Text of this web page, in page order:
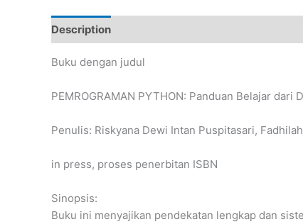
Description
Buku dengan judul
PEMROGRAMAN PYTHON: Panduan Belajar dari
Penulis: Riskyana Dewi Intan Puspitasari,
in press, proses penerbitan ISBN
Sinopsis:
Buku ini menyajikan pendekatan lengkap dan